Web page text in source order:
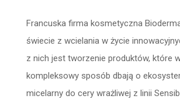
Francuska firma kosmetyczna
świecie z wcielania w życie
z nich jest tworzenie produktów, które
kompleksowy sposób dbają o
micelarny do cery wrażliwej z linii